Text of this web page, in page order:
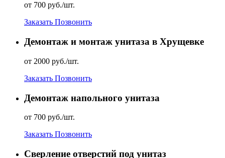
от 700 руб./шт.
Заказать Позвонить
Демонтаж и монтаж унитаза в Хрущевке
от 2000 руб./шт.
Заказать Позвонить
Демонтаж напольного унитаза
от 700 руб./шт.
Заказать Позвонить
Сверление отверстий под унитаз